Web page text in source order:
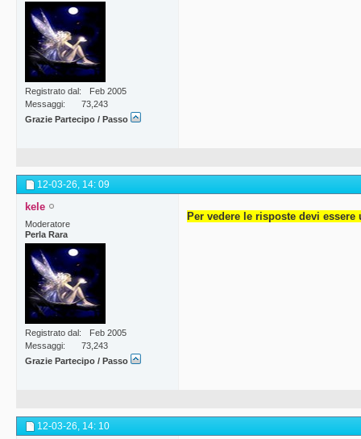
Registrato dal
Feb 2005
Messaggi
73,243
Grazie Partecipo / Passo
12-03-26, 14: 09
kele
Moderatore
Perla Rara
Registrato dal
Feb 2005
Messaggi
73,243
Grazie Partecipo / Passo
Per vedere le risposte devi
12-03-26, 14: 10